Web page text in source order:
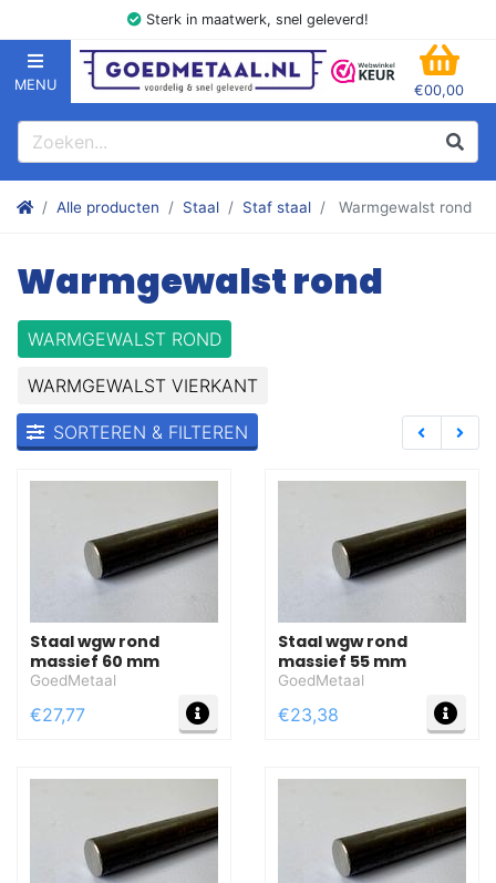
Sterk in maatwerk, snel geleverd!
MENU
GOEDMETAAL.NL
€00,00
Zoeken
Zoek
Stalen kokers, hoekstaal, Balk, Buizen Plat, Strippen, Plaat en
Alle producten Staal Staf staal Warmgewalst rond
Warmgewalst rond
WARMGEWALST ROND
WARMGEWALST VIERKANT
SORTEREN & FILTEREN
Staal wgw rond
massief 60 mm
GoedMetaal
€27,77 MEER INFO
Staal wgw rond
massief 55 mm
GoedMetaal
€23,38